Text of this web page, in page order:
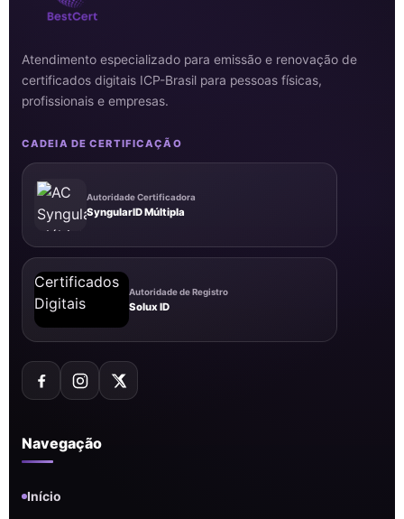
Atendimento especializado para emissão e renovação de
certificados digitais ICP-Brasil para pessoas físicas,
profissionais e empresas.
CADEIA DE CERTIFICAÇÃO
Autoridade Certificadora
SyngularID Múltipla
Autoridade de Registro
Solux ID
Navegação
Início